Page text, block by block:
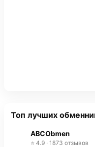
Топ лучших
ABCObmen
⭐ 4.9 · 1873 отзывов